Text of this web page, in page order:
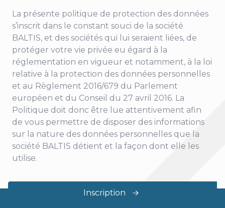
Inscription
La présente politique de protection des données
s’inscrit dans le constant souci de la société
BALTIS, et des sociétés qui lui seraient liées, de
protéger votre vie privée eu égard à la
réglementation en vigueur et notamment, à la loi
relative à la protection des données personnelles
et au Règlement 2016/679 du Parlement
européen et du Conseil du 27 avril 2016. La
Politique doit donc être lue attentivement afin
de vous permettre de disposer des informations
sur la nature des données personnelles que la
société BALTIS détient et la façon dont elle les
utilise.